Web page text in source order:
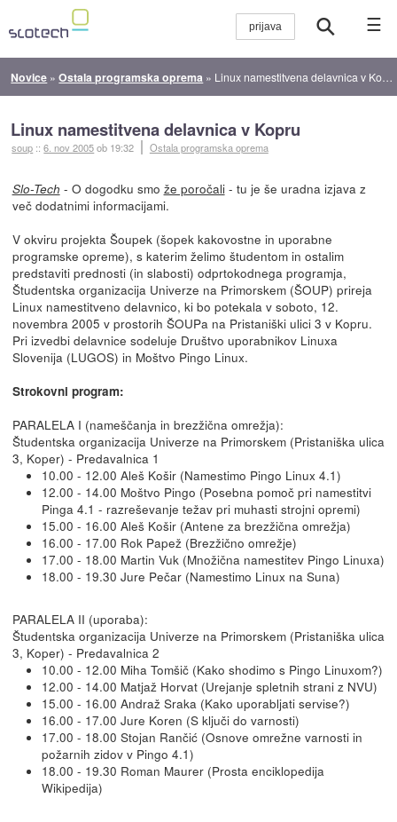
☰
Novice »Ostala programska oprema » Linux namestitvena delavnica v Kopru
Linux namestitvena delavnica v Kopru
soup ::6. nov 2005ob 19:32 Ostala programska oprema
Slo-Tech - O dogodku smo že poročali- tu je še uradna izjava z
več dodatnimi informacijami.
V okviru projekta Šoupek (šopek kakovostne in uporabne
programske opreme), s katerim želimo študentom in ostalim
predstaviti prednosti (in slabosti) odprtokodnega programja,
Študentska organizacija Univerze na Primorskem (ŠOUP) prireja
Linux namestitveno delavnico, ki bo potekala v soboto, 12.
novembra 2005 v prostorih ŠOUPa na Pristaniški ulici 3 v Kopru.
Pri izvedbi delavnice sodeluje Društvo uporabnikov Linuxa
Slovenija (LUGOS) in Moštvo Pingo Linux.
Strokovni program:
PARALELA I (nameščanja in brezžična omrežja):
Študentska organizacija Univerze na Primorskem (Pristaniška ulica
3, Koper) - Predavalnica 1
10.00 - 12.00 Aleš Košir (Namestimo Pingo Linux 4.1)
12.00 - 14.00 Moštvo Pingo (Posebna pomoč pri namestitvi
Pinga 4.1 - razreševanje težav pri muhasti strojni opremi)
15.00 - 16.00 Aleš Košir (Antene za brezžična omrežja)
16.00 - 17.00 Rok Papež (Brezžično omrežje)
17.00 - 18.00 Martin Vuk (Množična namestitev Pingo Linuxa)
18.00 - 19.30 Jure Pečar (Namestimo Linux na Suna)
PARALELA II (uporaba):
Študentska organizacija Univerze na Primorskem (Pristaniška ulica
3, Koper) - Predavalnica 2
10.00 - 12.00 Miha Tomšič (Kako shodimo s Pingo Linuxom?)
12.00 - 14.00 Matjaž Horvat (Urejanje spletnih strani z NVU)
15.00 - 16.00 Andraž Sraka (Kako uporabljati servise?)
16.00 - 17.00 Jure Koren (S ključi do varnosti)
17.00 - 18.00 Stojan Rančić (Osnove omrežne varnosti in
požarnih zidov v Pingo 4.1)
18.00 - 19.30 Roman Maurer (Prosta enciklopedija
Wikipedija)